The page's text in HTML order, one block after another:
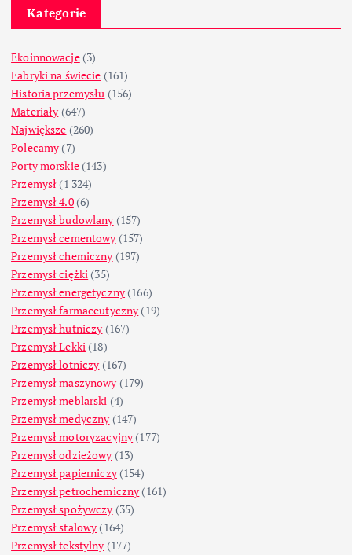
Kategorie
Ekoinnowacje(3)
Fabryki na świecie (161)
Historia przemysłu (156)
Materiały (647)
Największe (260)
Polecamy (7)
Porty morskie(143)
Przemysł (1 324)
Przemysł 4.0(6)
Przemysł budowlany (157)
Przemysł cementowy (157)
Przemysł chemiczny (197)
Przemysł ciężki (35)
Przemysł energetyczny (166)
Przemysł farmaceutyczny (19)
Przemysł hutniczy (167)
Przemysł Lekki (18)
Przemysł lotniczy (167)
Przemysł maszynowy (179)
Przemysł meblarski (4)
Przemysł medyczny (147)
Przemysł motoryzacyjny (177)
Przemysł odzieżowy (13)
Przemysł papierniczy(154)
Przemysł petrochemiczny (161)
Przemysł spożywczy (35)
Przemysł stalowy (164)
Przemysł tekstylny (177)